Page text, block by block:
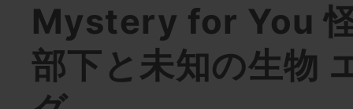
Mystery for You
部下と未知の生物